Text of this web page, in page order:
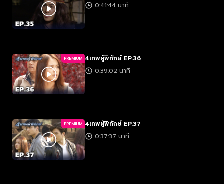
0:41:44 นาที
PREMIUM 4เทพผู้พิทักษ์ EP.36
0:39:02 นาที
PREMIUM 4เทพผู้พิทักษ์ EP.37
0:37:37 นาที